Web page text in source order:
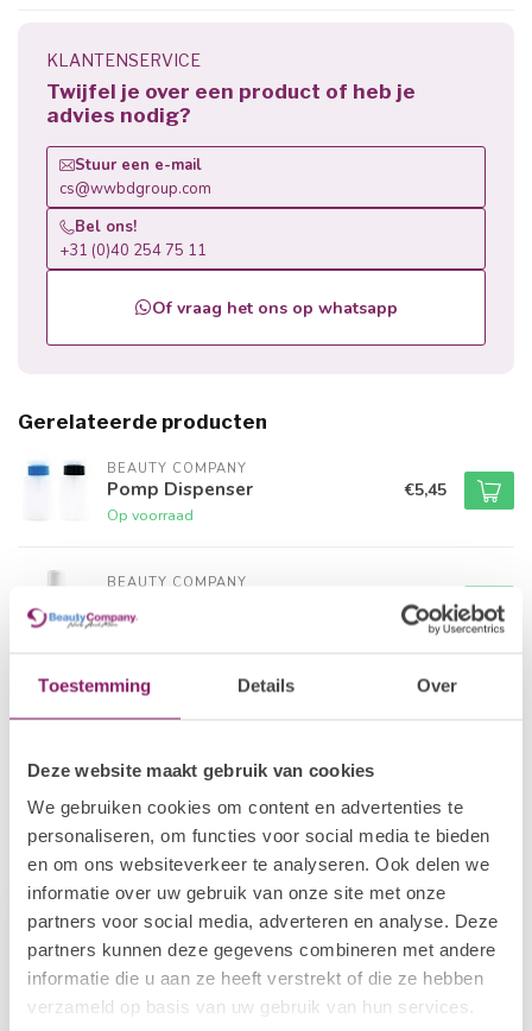
Toestemming Details Over
Deze website maakt gebruik van cookies
We gebruiken cookies om content en advertenties te
personaliseren, om functies voor social media te bieden
en om ons websiteverkeer te analyseren. Ook delen we
informatie over uw gebruik van onze site met onze
partners voor social media, adverteren en analyse. Deze
partners kunnen deze gegevens combineren met andere
informatie die u aan ze heeft verstrekt of die ze hebben
verzameld op basis van uw gebruik van hun services.
KLANTENSERVICE
Twijfel je over een product of heb je
advies nodig?
Stuur een e-mail
cs@wwbdgroup.com
Bel ons!
+31 (0)40 254 75 11
Of vraag het ons op whatsapp
Gerelateerde producten
BEAUTY COMPANY
Pomp Dispenser
Op voorraad
€5,45
BEAUTY COMPANY
Niet op voorraad
€9,38
BEAUTY COMPANY
Twist Lock Pump Menda
Recent bekeken